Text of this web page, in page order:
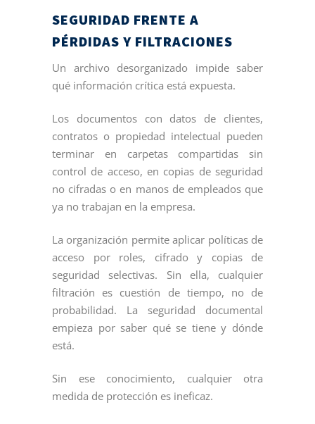
SEGURIDAD FRENTE A
PÉRDIDAS Y FILTRACIONES
Un archivo desorganizado impide saber
qué información crítica está expuesta.
Los documentos con datos de clientes,
contratos o propiedad intelectual pueden
terminar en carpetas compartidas sin
control de acceso, en copias de seguridad
no cifradas o en manos de empleados que
ya no trabajan en la empresa.
La organización permite aplicar políticas de
acceso por roles, cifrado y copias de
seguridad selectivas. Sin ella, cualquier
filtración es cuestión de tiempo, no de
probabilidad. La seguridad documental
empieza por saber qué se tiene y dónde
está.
Sin ese conocimiento, cualquier otra
medida de protección es ineficaz.